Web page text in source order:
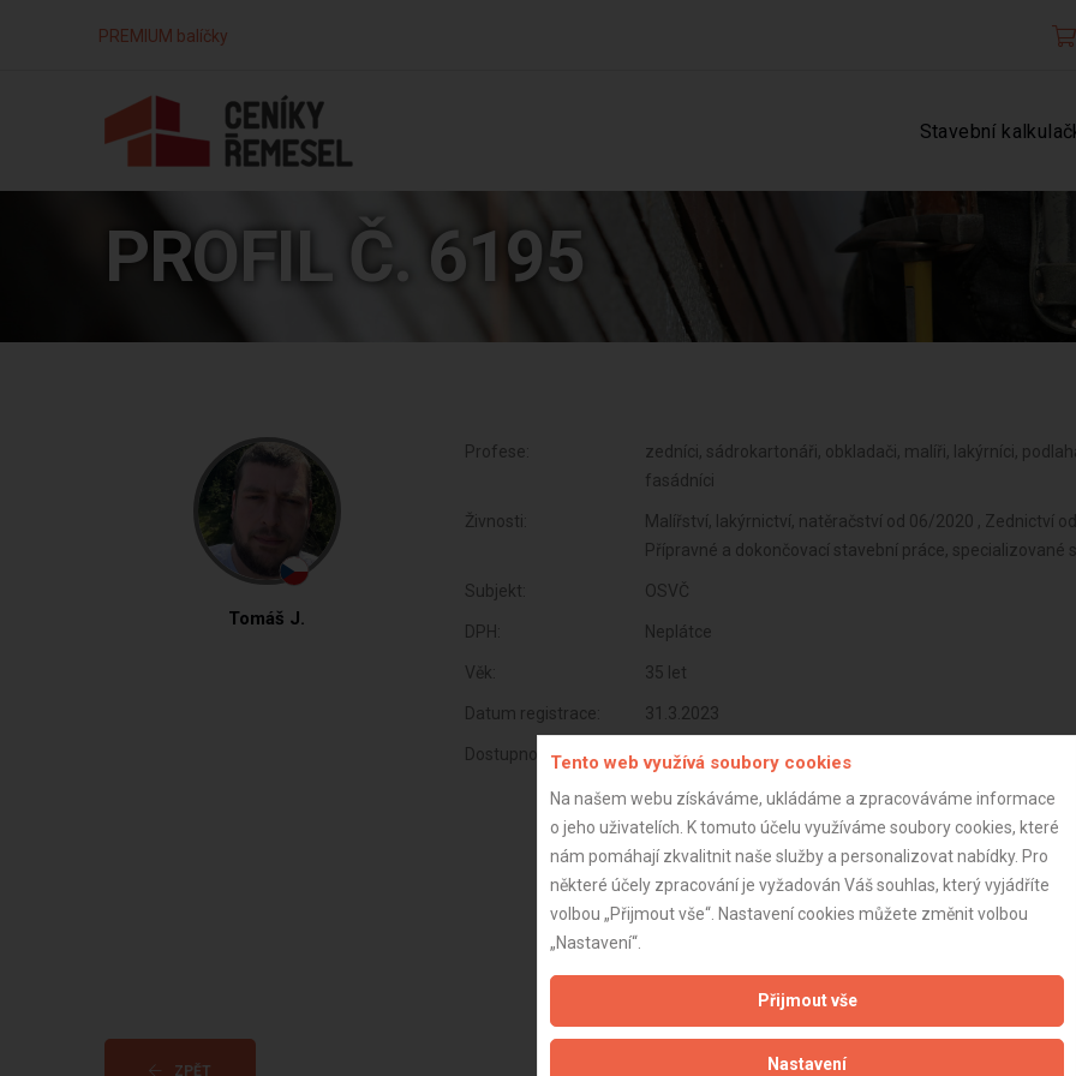
PREMIUM balíčky
Stavební
PROFIL Č. 6195
Tomáš J.
Profese:
zedníci, sádrokartonáři, obkladači, malíři, lakýrníci,
fasádníci
Živnosti:
Malířství, lakýrnictví, natěračství od 06/2020 , Zednictví
Přípravné a dokončovací stavební práce, specializované
Subjekt: OSVČ
DPH: Neplátce
Věk: 35 let
Datum registrace: 31.3.2023
Dostupnost:
ZPĚT Aktualizováno z portálu ARES dne 30.12.2024 21:30:06
Tento web využívá soubory cookies
Na našem webu získáváme, ukládáme a zpracováváme informace
o jeho uživatelích. K tomuto účelu využíváme soubory cookies, které
nám pomáhají zkvalitnit naše služby a personalizovat nabídky. Pro
některé účely zpracování je vyžadován Váš souhlas, který vyjádříte
volbou „Přijmout vše“. Nastavení cookies můžete změnit volbou
„Nastavení“.
Přijmout vše
Nastavení